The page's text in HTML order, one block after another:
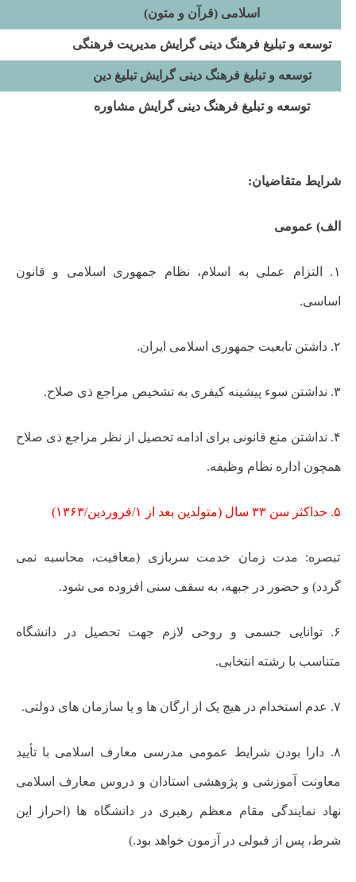
اسلامی (قرآن و متون)
توسعه و تبلیغ فرهنگ دینی گرایش مدیریت فرهنگی
توسعه و تبلیغ فرهنگ دینی گرایش تبلیغ دین
توسعه و تبلیغ فرهنگ دینی گرایش مشاوره
شرایط متقاضیان:
الف) عمومی
۱. التزام عملی به اسلام، نظام جمهوری اسلامی و قانون
اساسی.
۲. داشتن تابعیت جمهوری اسلامی ایران.
۳. نداشتن سوء پیشینه کیفری به تشخیص مراجع ذی‌ صلاح.
۴. نداشتن منع قانونی برای ادامه تحصیل از نظر مراجع ذی ‌صلاح
همچون اداره نظام وظیفه.
۵. حداکثر سن ۳۳ سال (متولدین بعد از ۱/فروردین/۱۳۶۳)
تبصره: مدت زمان خدمت سربازی (معافیت، محاسبه نمی
گردد) و حضور در جبهه، به سقف سنی افزوده می شود.
۶. توانایی جسمی و روحی لازم جهت تحصیل در دانشگاه
متناسب با رشته انتخابی.
۷. عدم استخدام در هیچ یک از ارگان ها و یا سازمان ‌های دولتی.
۸. دارا بودن شرایط عمومی مدرسی معارف اسلامی با تأیید
معاونت آموزشی و پژوهشی استادان و دروس معارف اسلامی
نهاد نمایندگی مقام معظم رهبری در دانشگاه ها (احراز این
شرط، پس از قبولی در آزمون خواهد بود.)